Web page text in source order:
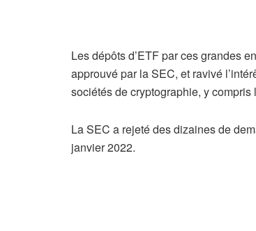
Les dépôts d’ETF par ces grandes
approuvé par la SEC, et ravivé
sociétés de cryptographie, y
La SEC a rejeté des dizaines de
janvier 2022.